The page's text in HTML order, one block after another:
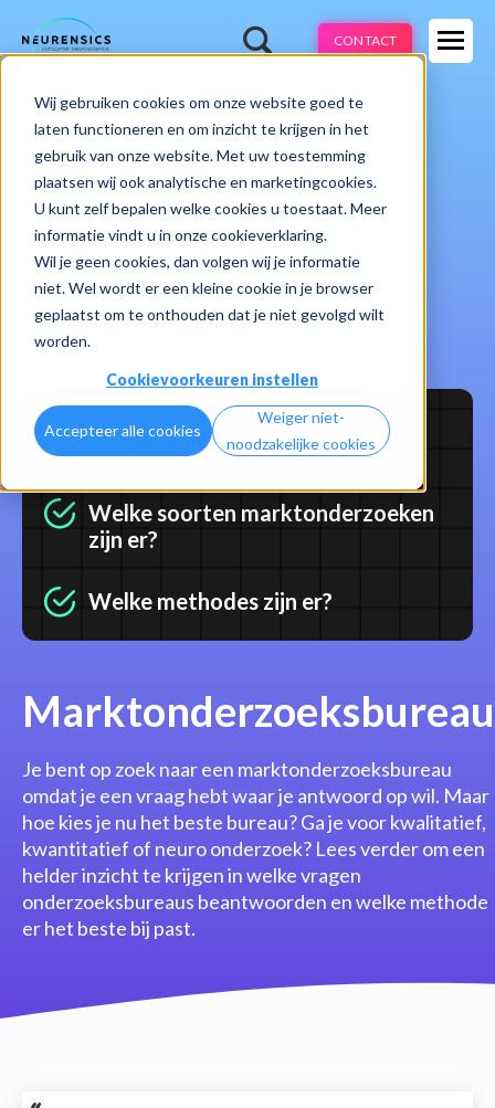
Wij gebruiken cookies om onze website goed te
laten functioneren en om inzicht te krijgen in het
gebruik van onze website. Met uw toestemming
plaatsen wij ook analytische en marketingcookies.
U kunt zelf bepalen welke cookies u toestaat. Meer
informatie vindt u in onze cookieverklaring.
Wil je geen cookies, dan volgen wij je informatie
niet. Wel wordt er een kleine cookie in je browser
geplaatst om te onthouden dat je niet gevolgd wilt
worden.
Cookievoorkeuren instellen
Accepteer alle cookies
Weiger niet-
noodzakelijke cookies
Expertises
Branches
Cases
Over ons
CONTACT
Webinar -Do 13 aug | 10:00 - 11:00u
Home
Marktonderzoeksbureau
Je bent op zoek naar een marktonderzoeksbureau
omdat je een vraag hebt waar je antwoord op wil. Maar
hoe kies je nu het beste bureau? Ga je voor kwalitatief,
kwantitatief of neuro onderzoek? Lees verder om een
helder inzicht te krijgen in welke vragen
onderzoeksbureaus beantwoorden en welke methode
er het beste bij past.
Wat doet een
marktonderzoeksbureau?
Welke soorten marktonderzoeken
zijn er?
Welke methodes zijn er?